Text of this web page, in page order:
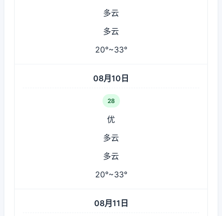
多云
多云
20°~33°
08月10日
28
优
多云
多云
20°~33°
08月11日